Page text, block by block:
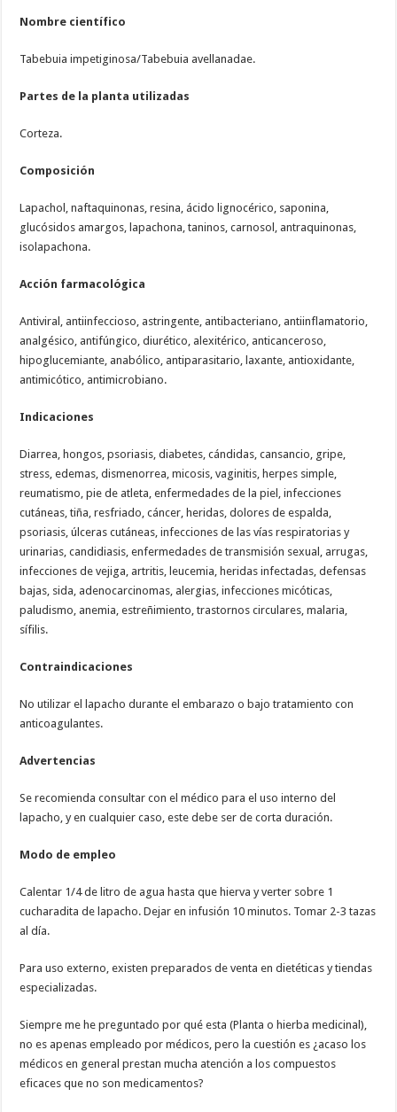
Nombre científico
Tabebuia impetiginosa/Tabebuia avellanadae.
Partes de la planta utilizadas
Corteza.
Composición
Lapachol, naftaquinonas, resina, ácido lignocérico, saponina,
glucósidos amargos, lapachona, taninos, carnosol, antraquinonas,
isolapachona.
Acción farmacológica
Antiviral, antiinfeccioso, astringente, antibacteriano, antiinflamatorio,
analgésico, antifúngico, diurético, alexitérico, anticanceroso,
hipoglucemiante, anabólico, antiparasitario, laxante, antioxidante,
antimicótico, antimicrobiano.
Indicaciones
Diarrea, hongos, psoriasis, diabetes, cándidas, cansancio, gripe,
stress, edemas, dismenorrea, micosis, vaginitis, herpes simple,
reumatismo, pie de atleta, enfermedades de la piel, infecciones
cutáneas, tiña, resfriado, cáncer, heridas, dolores de espalda,
psoriasis, úlceras cutáneas, infecciones de las vías respiratorias y
urinarias, candidiasis, enfermedades de transmisión sexual, arrugas,
infecciones de vejiga, artritis, leucemia, heridas infectadas, defensas
bajas, sida, adenocarcinomas, alergias, infecciones micóticas,
paludismo, anemia, estreñimiento, trastornos circulares, malaria,
sífilis.
Contraindicaciones
No utilizar el lapacho durante el embarazo o bajo tratamiento con
anticoagulantes.
Advertencias
Se recomienda consultar con el médico para el uso interno del
lapacho, y en cualquier caso, este debe ser de corta duración.
Modo de empleo
Calentar 1/4 de litro de agua hasta que hierva y verter sobre 1
cucharadita de lapacho. Dejar en infusión 10 minutos. Tomar 2-3 tazas
al día.
Para uso externo, existen preparados de venta en dietéticas y tiendas
especializadas.
Siempre me he preguntado por qué esta (Planta o hierba medicinal),
no es apenas empleado por médicos, pero la cuestión es ¿acaso los
médicos en general prestan mucha atención a los compuestos
eficaces que no son medicamentos?